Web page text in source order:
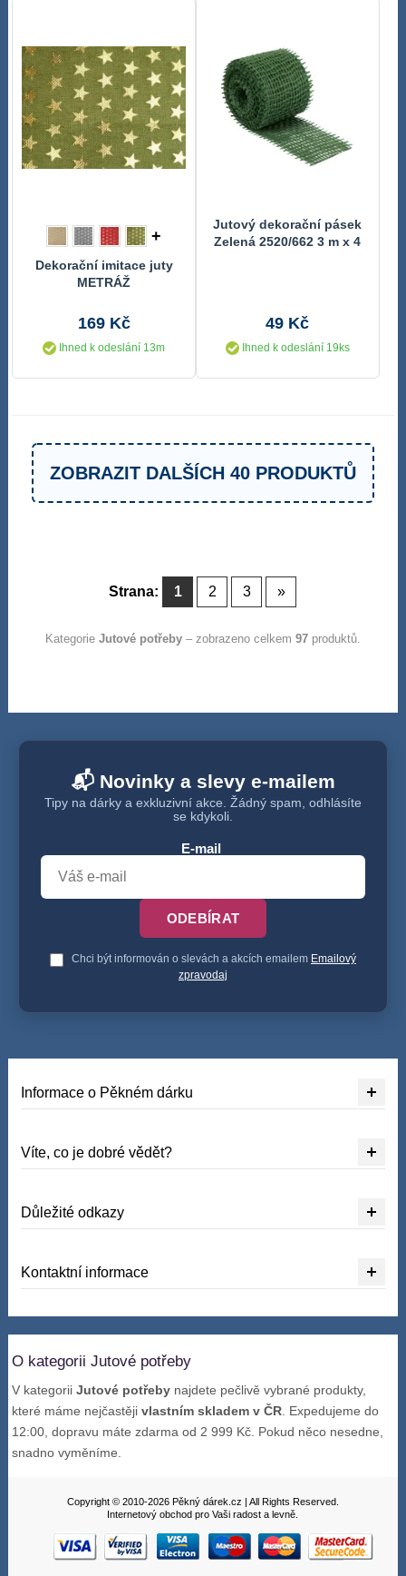
+
Dekorační imitace juty
METRÁŽ
169 Kč
Ihned k odeslání 13m
Jutový dekorační pásek
Zelená 2520/662 3 m x 4
49 Kč
Ihned k odeslání 19ks
ZOBRAZIT DALŠÍCH 40 PRODUKTŮ
Strana: 1 2 3 »
Kategorie Jutové potřeby– zobrazeno celkem 97produktů.
📬 Novinky a slevy e-mailem
Tipy na dárky a exkluzivní akce. Žádný spam, odhlásíte
se kdykoli.
E-mail
ODEBÍRAT
Chci být informován o slevách a akcích emailem Emailový
zpravodaj
Informace o Pěkném dárku
Víte, co je dobré vědět?
Důležité odkazy
Kontaktní informace
O kategorii Jutové potřeby
V kategoriiJutové potřeby najdete pečlivě vybrané produkty,
které máme nejčastějivlastním skladem v ČR . Expedujeme do
12:00, dopravu máte zdarma od 2 999 Kč. Pokud něco nesedne,
snadno vyměníme.
Copyright © 2010-2026 Pěkný dárek.cz | All Rights Reserved.
Internetový obchod pro Vaši radost a levně.